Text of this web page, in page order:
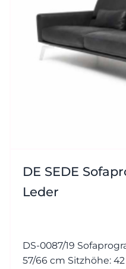
DE SEDE
Leder
DS-0087/19 Sofaprogramm
57/66 cm Sitzhöhe: